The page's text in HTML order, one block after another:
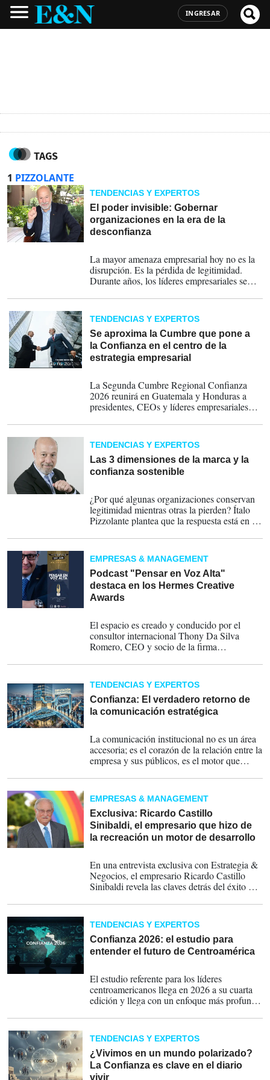
INGRESAR
TAGS
1 PIZZOLANTE
TENDENCIAS Y EXPERTOS
El poder invisible: Gobernar
organizaciones en la era de la
desconfianza
La mayor amenaza empresarial hoy no es la
disrupción. Es la pérdida de legitimidad.
Durante años, los líderes empresariales se
dinámicos, innovar y escalar. Sin embargo, el
verdadero punto de quiebre no está en la
tecnología ni en la economía, sino en la
relación basada en confianza en las
instituciones y aún más, en los vínculos con
la sociedad. Así lo refleja la 4ta entrega de la
Negocios, DATOS Group y PIZZOLANTE.
TENDENCIAS Y EXPERTOS
Se aproxima la Cumbre que pone a
la Confianza en el centro de la
estrategia empresarial
La Segunda Cumbre Regional Confianza
2026 reunirá en Guatemala y Honduras a
presidentes, CEOs y líderes empresariales
sobre reputación, confianza e integridad
corporativa.
TENDENCIAS Y EXPERTOS
Las 3 dimensiones de la marca y la
confianza sostenible
¿Por qué algunas organizaciones conservan
legitimidad mientras otras la pierden? Ítalo
Pizzolante plantea que la respuesta está en la
la marca producto, la marca empresa y la
marca líder.
EMPRESAS & MANAGEMENT
Podcast "Pensar en Voz Alta"
destaca en los Hermes Creative
Awards
El espacio es creado y conducido por el
consultor internacional Thony Da Silva
Romero, CEO y socio de la firma
a inicios de 2021, el podcast llega este año al
final de su quinta temporada con 73
episodios y 7 premios internacionales
TENDENCIAS Y EXPERTOS
Confianza: El verdadero retorno de
la comunicación estratégica
La comunicación institucional no es un área
accesoria; es el corazón de la relación entre la
empresa y sus públicos, es el motor que
EMPRESAS & MANAGEMENT
Exclusiva: Ricardo Castillo
Sinibaldi, el empresario que hizo de
la recreación un motor de desarrollo
En una entrevista exclusiva con Estrategia &
Negocios, el empresario Ricardo Castillo
Sinibaldi revela las claves detrás del éxito del
atrae 4,7 millones de visitantes al año. Sigue
impulsando el desarrollo del suroccidente de
Guatemala, con proyectos como un nuevo
aeropuerto internacional y un centro de
convenciones. A sus 90 años, el empresario
analiza liderazgo, legado y futuro regional.
TENDENCIAS Y EXPERTOS
Confianza 2026: el estudio para
entender el futuro de Centroamérica
El estudio referente para los líderes
centroamericanos llega en 2026 a su cuarta
edición y llega con un enfoque más profundo
crisis institucional y cambios geopolíticos.
Participe ya en esteENLACE
TENDENCIAS Y EXPERTOS
¿Vivimos en un mundo polarizado?
La Confianza es clave en el diario
vivir